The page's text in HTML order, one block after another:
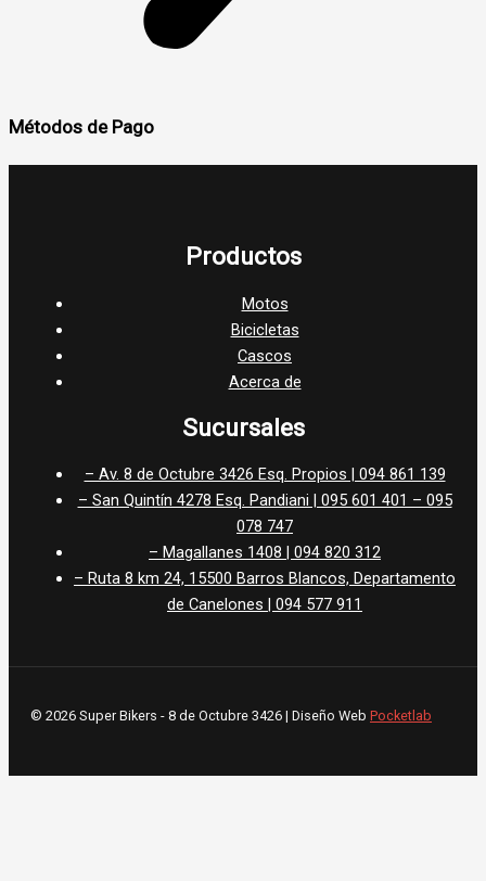
Métodos de Pago
Productos
Motos
Bicicletas
Cascos
Acerca de
Sucursales
– Av. 8 de Octubre 3426 Esq. Propios | 094 861 139
– San Quintín 4278 Esq. Pandiani | 095 601 401 – 095
078 747
– Magallanes 1408 | 094 820 312
– Ruta 8 km 24, 15500 Barros Blancos, Departamento
de Canelones | 094 577 911
© 2026 Super Bikers - 8 de Octubre 3426 | Diseño Web Pocketlab